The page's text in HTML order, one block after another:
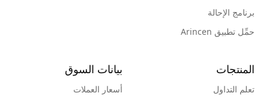
برنامج الإحالة
حمِّل تطبيق Arincen
المنتجات
تعلم التداول
بيانات السوق
أسعار العملات